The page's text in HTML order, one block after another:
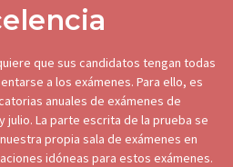
que sus candidatos tengan todas
a los exámenes. Para ello, es
anuales de exámenes de
julio. La parte escrita de la prueba se
propia sala de exámenes en
idóneas para estos exámenes.